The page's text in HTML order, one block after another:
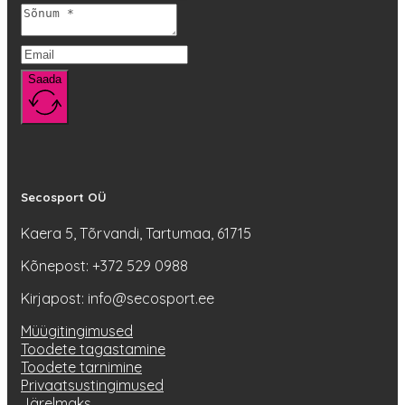
Saada
Secosport OÜ
Kaera 5, Tõrvandi, Tartumaa, 61715
Kõnepost: +372 529 0988
Kirjapost: info@secosport.ee
Müügitingimused
Toodete tagastamine
Toodete tarnimine
Privaatsustingimused